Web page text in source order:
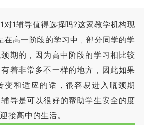
对1辅导值得选择吗?这家教学机构现
在高一阶段的学习中，部分同学的学
期的，因为高中阶段的学习相比较
着非常多不一样的地方，因此如果
变和适应的话，很容易进入瓶颈期
导是可以很好的帮助学生安全的度
接高中的生活。